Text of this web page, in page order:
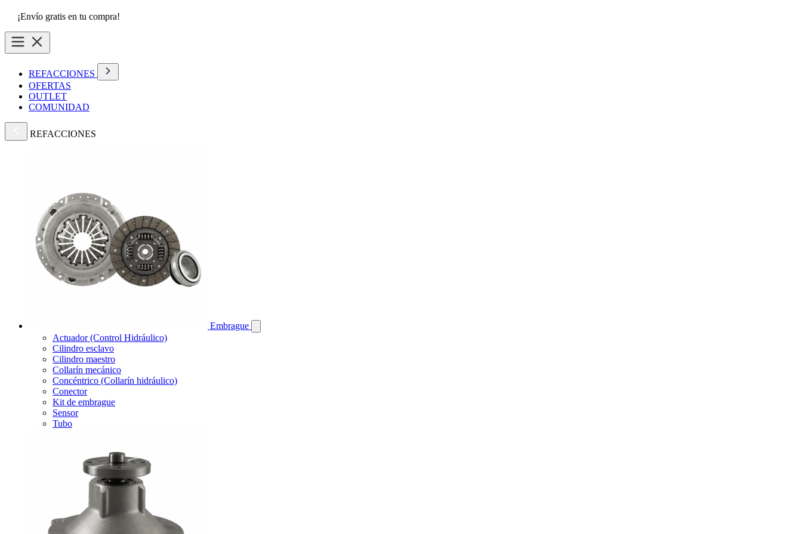
¡Envío gratis en tu compra!
REFACCIONES
OFERTAS
OUTLET
COMUNIDAD
REFACCIONES
Embrague
Actuador (Control Hidráulico)
Cilindro esclavo
Cilindro maestro
Collarín mecánico
Concéntrico (Collarín hidráulico)
Conector
Kit de embrague
Sensor
Tubo